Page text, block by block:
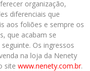
organização,
diferenciais que
aos foliões e sempre os
que acabam se
Os ingressos
na loja da Nenety
site www.nenety.com.br.